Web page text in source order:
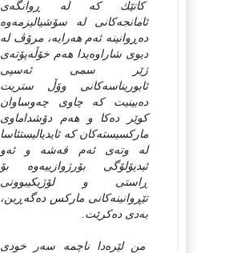
کاتێك که‌ له‌ ڕوانگه‌ی
ئامانجه‌کانی له‌ سۆشیالیزمه‌وه‌
ده‌ڕوانینه‌ ئه‌م هه‌رایه‌، مرۆڤ له‌
دیوی شاراوه‌یدا هه‌م خۆڵه‌پۆته‌ی
ژێر سمی ئه‌سپی
ئابوریناسه‌کانی وۆڵ ستریت
ده‌بینیت که‌ چاوی چه‌وساوان
کوێر ده‌کا و هه‌م دۆشداماوی
مارکسیسته‌کان که‌ ئایدیالیستئاسا
له‌ وته‌ی ئه‌م قه‌شه‌ و ئه‌و
ئیدیۆلۆگی بۆرژوازییه‌وه‌ بۆ
ڕاستی و لۆژیکیبوونی
تێڕوانینه‌کانی مارکس ده‌گه‌ڕین،
به‌دی ده‌کرێت.
من لێره‌دا ناچمه‌ سه‌ر خودی